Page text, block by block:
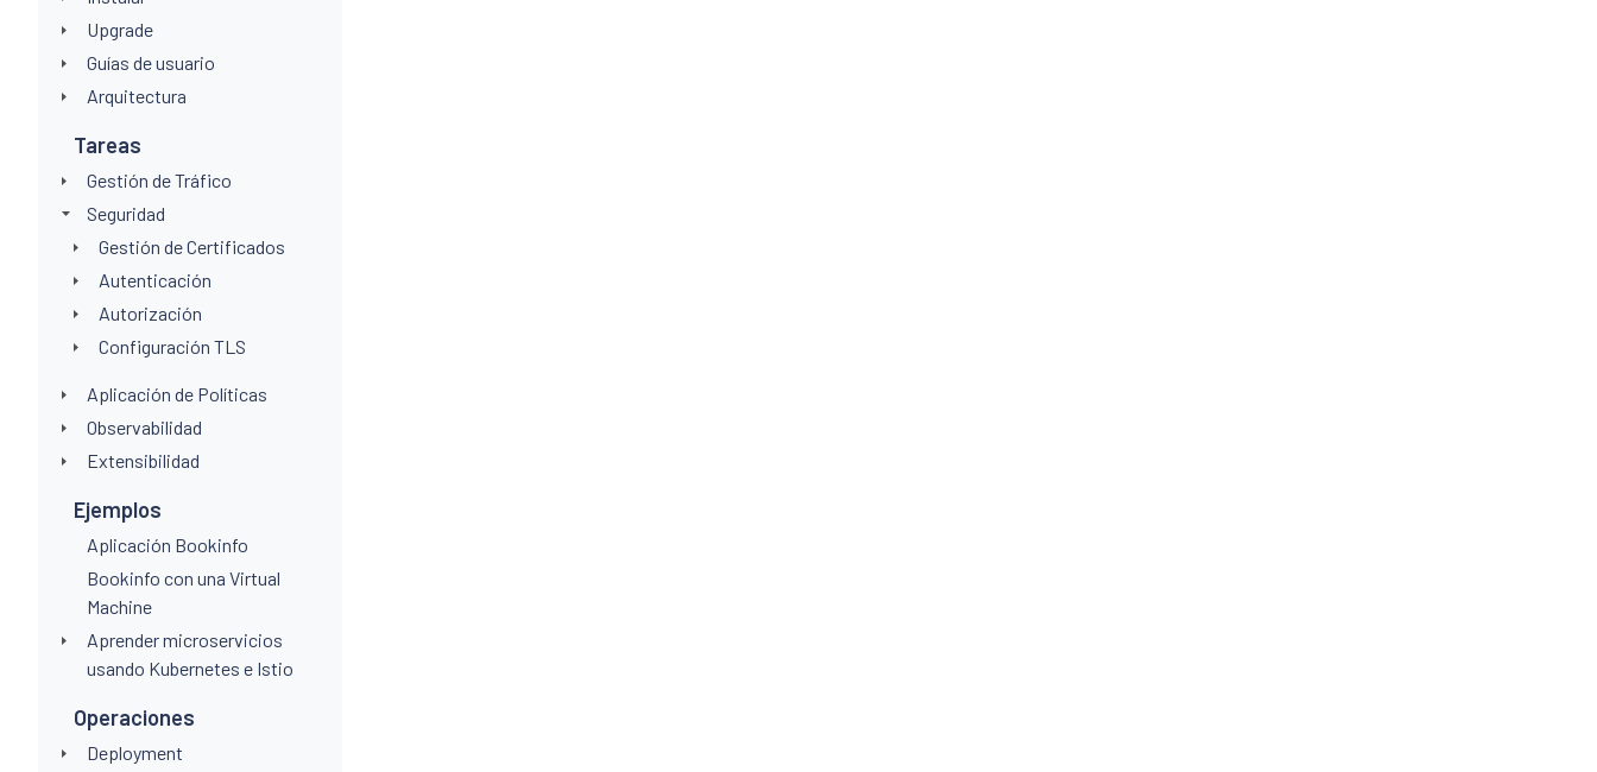
Upgrade
Guías de usuario
Arquitectura
Tareas
Gestión de Tráfico
Seguridad
Gestión de Certificados
Autenticación
Autorización
Configuración TLS
Aplicación de Políticas
Observabilidad
Extensibilidad
Ejemplos
Aplicación Bookinfo
Bookinfo con una Virtual
Machine
Aprender microservicios
usando Kubernetes e Istio
Operaciones
Deployment